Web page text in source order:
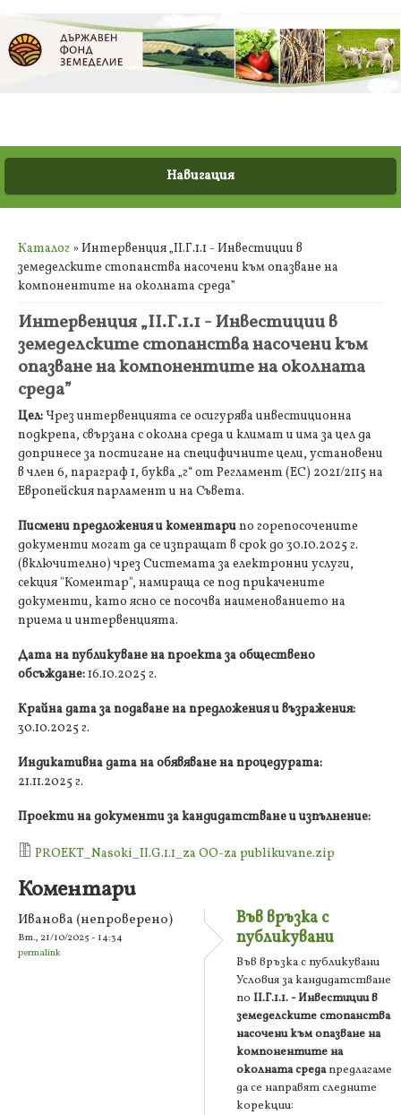
Вие сте тук
Каталог » Интервенция „II.Г.1.1 - Инвестиции в
земеделските стопанства насочени към опазване на
компонентите на околната среда”
Интервенция „II.Г.1.1 - Инвестиции в
земеделските стопанства насочени към
опазване на компонентите на околната
среда”
Цел:Чрез интервенцията се осигурява инвестиционна
подкрепа, свързана с околна среда и климат и има за цел да
допринесе за постигане на специфичните цели, установени
в член 6, параграф 1, буква „г“ от Регламент (ЕС) 2021/2115 на
Европейския парламент и на Съвета.
Писмени предложения и коментарипо горепосочените
документи могат да се изпращат в срок до 30.10.2025 г.
(включително) чрез Системата за електронни услуги,
секция "Коментар", намираща се под прикачените
документи, като ясно се посочва наименованието на
приема и интервенцията.
Дата на публикуване на проекта за обществено
обсъждане:16.10.2025 г.
Крайна дата за подаване на предложения и възражения:
30.10.2025 г.
Индикативна дата на обявяване на процедурата:
21.11.2025 г.
Проекти на документи за кандидатстване и изпълнение:
PROEKT_Nasoki_II.G.1.1_za OO-za publikuvane.zip
Коментари
Иванова (непроверено)
Вт., 21/10/2025 - 14:34
permalink
Във връзка с
публикувани
Във връзка с публикувани
Условия за кандидатстване
по II.Г.1.1. - Инвестиции в
земеделските стопанства
насочени към опазване на
компонентите на
околната средапредлагаме
да се направят следните
корекции: